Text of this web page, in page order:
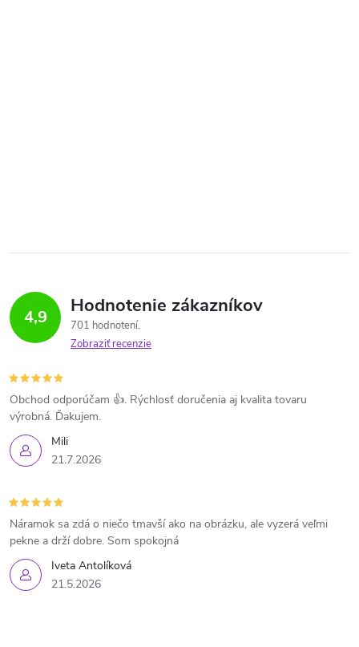
4,9 Hodnotenie zákazníkov
701 hodnotení
Zobraziť recenzie
Mili
21.7.2026
Obchod odporúčam 👍. Rýchlosť doručenia aj kvalita tovaru
výrobná. Ďakujem.
Iveta Antolíková
21.5.2026
Náramok sa zdá o niečo tmavší ako na obrázku, ale vyzerá veľmi
pekne a drží dobre. Som spokojná